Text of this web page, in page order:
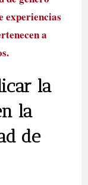
experiencias
a
la
la
de